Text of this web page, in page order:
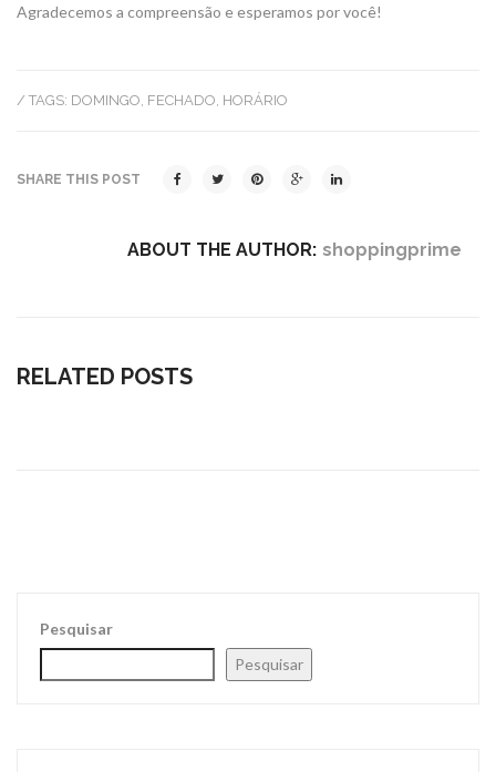
Agradecemos a compreensão e esperamos por você!
/ TAGS: DOMINGO FECHADO HORÁRIO
SHARE THIS POST
ABOUT THE AUTHOR: shoppingprime
RELATED POSTS
Pesquisar
Pesquisar